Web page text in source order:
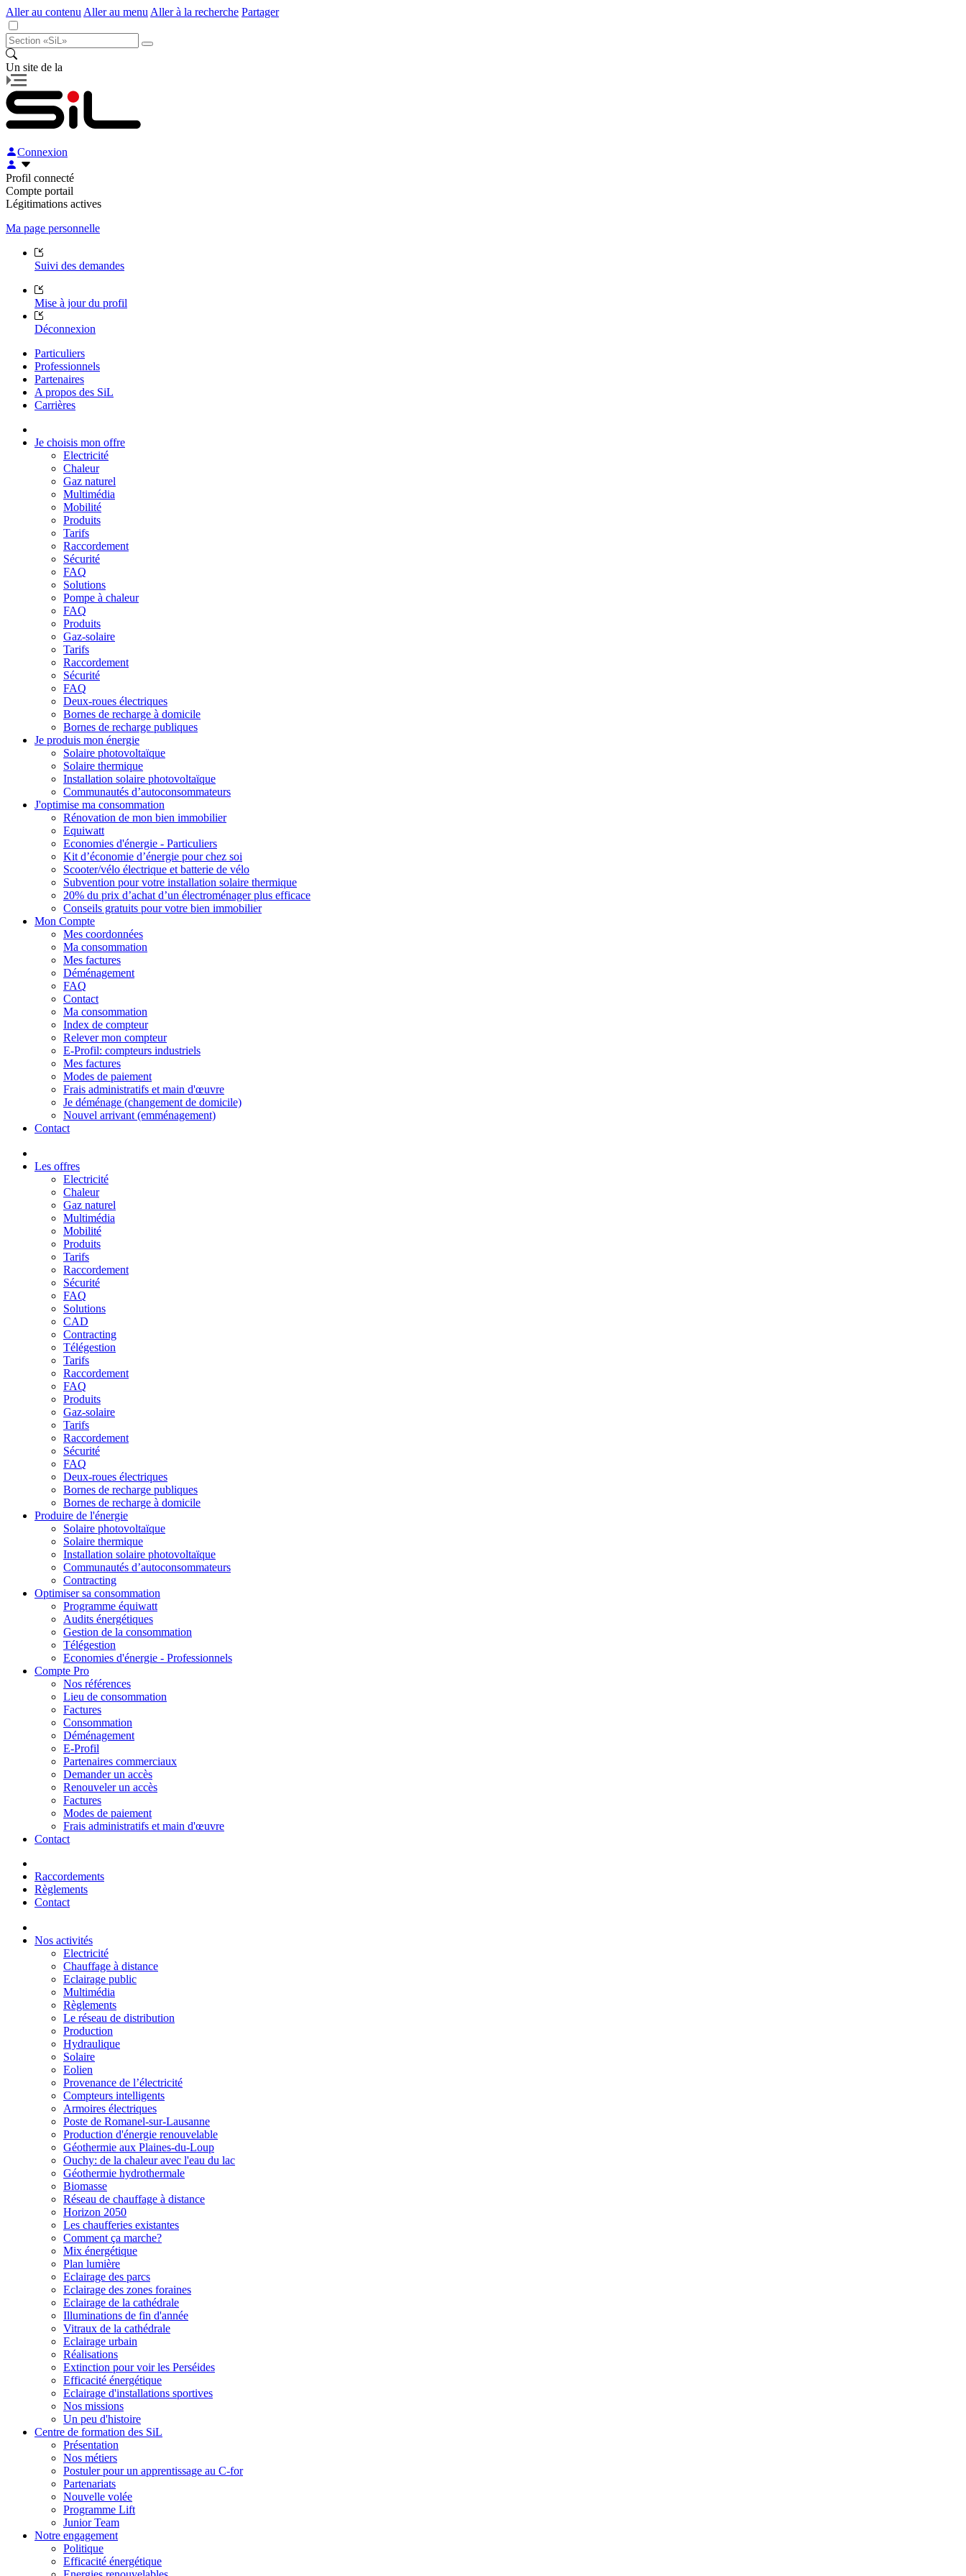
Aller au contenu Aller au menu Aller à la recherche Partager
Un site de la
Connexion
Profil connecté
Compte portail
Légitimations actives
Ma page personnelle
Suivi des demandes
Mise à jour du profil
Déconnexion
Particuliers
Professionnels
Partenaires
A propos des SiL
Carrières
Je choisis mon offre
Electricité
Chaleur
Gaz naturel
Multimédia
Mobilité
Produits
Tarifs
Raccordement
Sécurité
FAQ
Solutions
Pompe à chaleur
FAQ
Produits
Gaz-solaire
Tarifs
Raccordement
Sécurité
FAQ
Deux-roues électriques
Bornes de recharge à domicile
Bornes de recharge publiques
Je produis mon énergie
Solaire photovoltaïque
Solaire thermique
Installation solaire photovoltaïque
Communautés d’autoconsommateurs
J'optimise ma consommation
Rénovation de mon bien immobilier
Equiwatt
Economies d'énergie - Particuliers
Kit d’économie d’énergie pour chez soi
Scooter/vélo électrique et batterie de vélo
Subvention pour votre installation solaire thermique
20% du prix d’achat d’un électroménager plus efficace
Conseils gratuits pour votre bien immobilier
Mon Compte
Mes coordonnées
Ma consommation
Mes factures
Déménagement
FAQ
Contact
Ma consommation
Index de compteur
Relever mon compteur
E-Profil: compteurs industriels
Mes factures
Modes de paiement
Frais administratifs et main d'œuvre
Je déménage (changement de domicile)
Nouvel arrivant (emménagement)
Contact
Les offres
Electricité
Chaleur
Gaz naturel
Multimédia
Mobilité
Produits
Tarifs
Raccordement
Sécurité
FAQ
Solutions
CAD
Contracting
Télégestion
Tarifs
Raccordement
FAQ
Produits
Gaz-solaire
Tarifs
Raccordement
Sécurité
FAQ
Deux-roues électriques
Bornes de recharge publiques
Bornes de recharge à domicile
Produire de l'énergie
Solaire photovoltaïque
Solaire thermique
Installation solaire photovoltaïque
Communautés d’autoconsommateurs
Contracting
Optimiser sa consommation
Programme équiwatt
Audits énergétiques
Gestion de la consommation
Télégestion
Economies d'énergie - Professionnels
Compte Pro
Nos références
Lieu de consommation
Factures
Consommation
Déménagement
E-Profil
Partenaires commerciaux
Demander un accès
Renouveler un accès
Factures
Modes de paiement
Frais administratifs et main d'œuvre
Contact
Raccordements
Règlements
Contact
Nos activités
Electricité
Chauffage à distance
Eclairage public
Multimédia
Règlements
Le réseau de distribution
Production
Hydraulique
Solaire
Eolien
Provenance de l’électricité
Compteurs intelligents
Armoires électriques
Poste de Romanel-sur-Lausanne
Production d'énergie renouvelable
Géothermie aux Plaines-du-Loup
Ouchy: de la chaleur avec l'eau du lac
Géothermie hydrothermale
Biomasse
Réseau de chauffage à distance
Horizon 2050
Les chaufferies existantes
Comment ça marche?
Mix énergétique
Plan lumière
Eclairage des parcs
Eclairage des zones foraines
Eclairage de la cathédrale
Illuminations de fin d'année
Vitraux de la cathédrale
Eclairage urbain
Réalisations
Extinction pour voir les Perséides
Efficacité énergétique
Eclairage d'installations sportives
Nos missions
Un peu d'histoire
Centre de formation des SiL
Présentation
Nos métiers
Postuler pour un apprentissage au C-for
Partenariats
Nouvelle volée
Programme Lift
Junior Team
Notre engagement
Politique
Efficacité énergétique